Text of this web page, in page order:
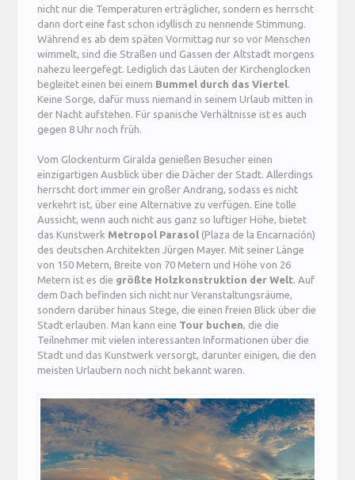
nicht nur die Temperaturen erträglicher, sondern es herrscht
dann dort eine fast schon idyllisch zu nennende Stimmung.
Während es ab dem späten Vormittag nur so vor Menschen
wimmelt, sind die Straßen und Gassen der Altstadt morgens
nahezu leergefegt. Lediglich das Läuten der Kirchenglocken
begleitet einen bei einem Bummel durch das Viertel
Keine Sorge, dafür muss niemand in seinem Urlaub mitten in
der Nacht aufstehen. Für spanische Verhältnisse ist es auch
gegen 8 Uhr noch früh.
Vom Glockenturm Giralda genießen Besucher einen
einzigartigen Ausblick über die Dächer der Stadt. Allerdings
herrscht dort immer ein großer Andrang, sodass es nicht
verkehrt ist, über eine Alternative zu verfügen. Eine tolle
Aussicht, wenn auch nicht aus ganz so luftiger Höhe, bietet
das Kunstwerk Metropol Parasol (Plaza de la Encarnación)
des deutschen Architekten Jürgen Mayer. Mit seiner Länge
von 150 Metern, Breite von 70 Metern und Höhe von 26
Metern ist es die größte Holzkonstruktion der Welt. Auf
dem Dach befinden sich nicht nur Veranstaltungsräume,
sondern darüber hinaus Stege, die einen freien Blick über die
Stadt erlauben. Man kann eine Tour buchen, die die
Teilnehmer mit vielen interessanten Informationen über die
Stadt und das Kunstwerk versorgt, darunter einigen, die den
meisten Urlaubern noch nicht bekannt waren.